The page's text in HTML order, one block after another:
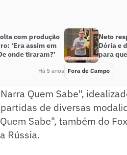
com produção
‘Era assim em
onde tiraram?’
Há 5 anos
Neto
Dória e
para
Fora de Campo
Quem Sabe",
de diversas
Sabe", também do
Rússia.